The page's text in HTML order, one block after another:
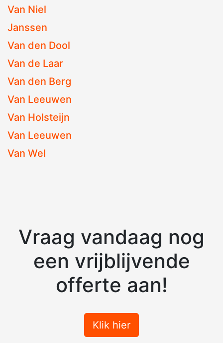
Van Niel
Janssen
Van den Dool
Van de Laar
Van den Berg
Van Leeuwen
Van Holsteijn
Van Leeuwen
Van Wel
Vraag vandaag nog
een vrijblijvende
offerte aan!
Klik hier